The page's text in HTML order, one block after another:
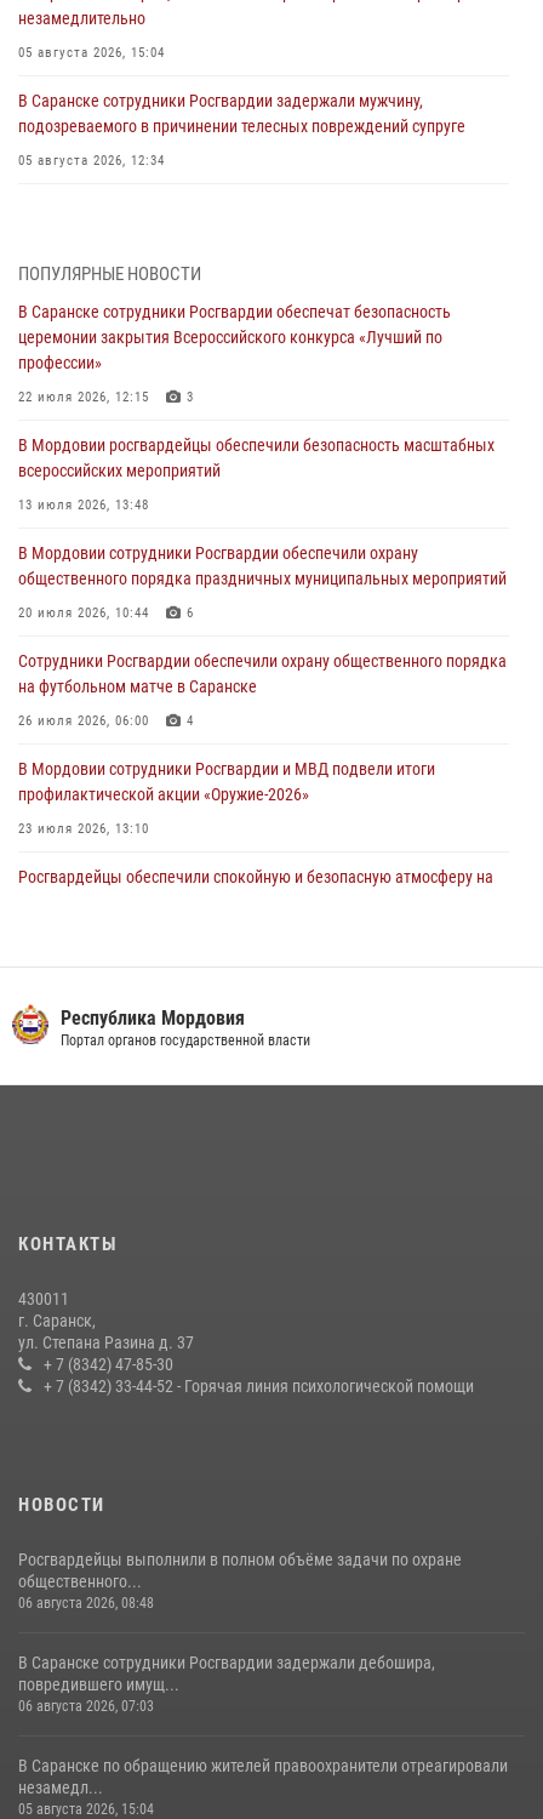
незамедлительно
05 августа 2026, 15:04
В Саранске сотрудники Росгвардии задержали мужчину,
подозреваемого в причинении телесных повреждений супруге
05 августа 2026, 12:34
05 августа 2026, 09:04 4
Помощь из Мордовии защитникам Отечества: центр лицензионно-
разрешительной работы передал очередную партию вооружения в
зону СВО
04 августа 2026, 11:13
Сотрудники Росгвардии Мордовии стали призерами
республиканских соревнований по служебному шестиборью
04 августа 2026, 08:27
В Саранске росгвардейцы пресекли нарушение правопорядка:
«отдых» на лавочке закончился в отделе полиции
04 августа 2026, 07:06
В Саранске сотрудники Росгвардии задержали гражданина за
нанесение побоев
03 августа 2026, 08:58
ПОПУЛЯРНЫЕ НОВОСТИ
В Саранске сотрудники Росгвардии обеспечат безопасность
церемонии закрытия Всероссийского конкурса «Лучший по
профессии»
22 июля 2026, 12:15 3
В Мордовии росгвардейцы обеспечили безопасность масштабных
всероссийских мероприятий
13 июля 2026, 13:48
В Мордовии сотрудники Росгвардии обеспечили охрану
общественного порядка праздничных муниципальных мероприятий
20 июля 2026, 10:44 6
Сотрудники Росгвардии обеспечили охрану общественного порядка
на футбольном матче в Саранске
26 июля 2026, 06:00 4
В Мордовии сотрудники Росгвардии и МВД подвели итоги
профилактической акции «Оружие‑2026»
23 июля 2026, 13:10
Росгвардейцы обеспечили спокойную и безопасную атмосферу на
обеспечили безопасность на футбольных мероприятиях: от
регионального турнира до Суперкубка России
содействии сотрудников Росгвардии
Сотрудники Росгвардии обеспечили безопасность Всероссийского
конкурса профмастерства в Саранске
23 июля 2026, 11:54 4
Республика Мордовия
Портал органов государственной власти
КОНТАКТЫ
430011
г. Саранск,
ул. Степана Разина д. 37
+ 7 (8342) 47-85-30
+ 7 (8342) 33-44-52 - Горячая линия психологической помощи
НОВОСТИ
Росгвардейцы выполнили в полном объёме задачи по охране
общественного...
06 августа 2026, 08:48
В Саранске сотрудники Росгвардии задержали дебошира,
повредившего имущ...
06 августа 2026, 07:03
В Саранске по обращению жителей правоохранители отреагировали
незамедл...
05 августа 2026, 15:04